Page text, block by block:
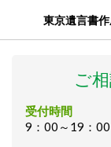
東京遺言書
ご
受付時間
9：00～19：00